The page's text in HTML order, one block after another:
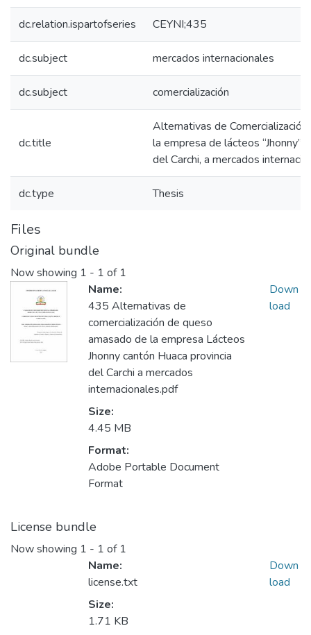
dc.relation.ispartofseries CEYNI;435
dc.subject mercados internacionales
dc.subject comercialización
dc.title
Alternativas de
la empresa de lácteos “Jhonny”,
del Carchi, a mercados
dc.type Thesis
Files
Original bundle
Now showing 1 - 1 of 1
Name:
435 Alternativas de
comercialización de queso
amasado de la empresa Lácteos
Jhonny cantón Huaca provincia
del Carchi a mercados
internacionales.pdf
Size:
4.45 MB
Format:
Adobe Portable Document
Format
Down
load
License bundle
Now showing 1 - 1 of 1
Name:
license.txt
Size:
1.71 KB
Down
load